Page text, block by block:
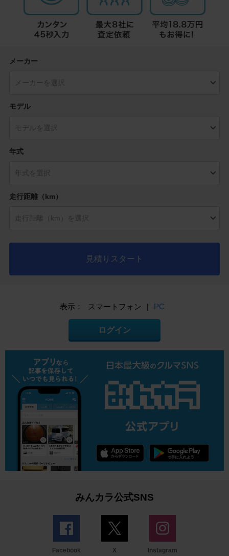
メーカー
モデル
年式
走行距離（km）
見積りスタート
表示： スマートフォン | PC
ログイン
みんカラ公式SNS
Facebook X Instagram